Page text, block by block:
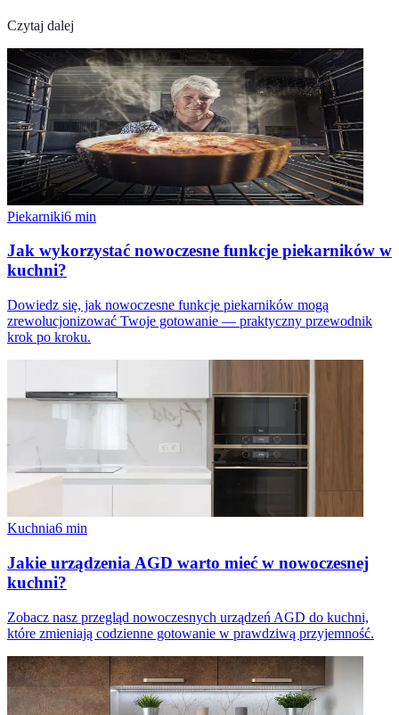
Czytaj dalej
Piekarniki6 min
Jak wykorzystać nowoczesne funkcje piekarników w
kuchni?
Dowiedz się, jak nowoczesne funkcje piekarników mogą
zrewolucjonizować Twoje gotowanie — praktyczny przewodnik
krok po kroku.
Kuchnia6 min
Jakie urządzenia AGD warto mieć w nowoczesnej
kuchni?
Zobacz nasz przegląd nowoczesnych urządzeń AGD do kuchni,
które zmieniają codzienne gotowanie w prawdziwą przyjemność.